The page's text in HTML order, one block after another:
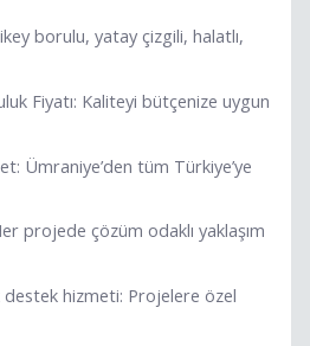
borulu, yatay çizgili, halatlı,
Fiyatı: Kaliteyi bütçenize uygun
Ümraniye’den tüm Türkiye’ye
projede çözüm odaklı yaklaşım
destek hizmeti: Projelere özel